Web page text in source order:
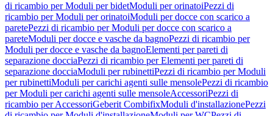
di ricambio per Moduli per bidetModuli per orinatoiPezzi di
ricambio per Moduli per orinatoiModuli per docce con scarico a
paretePezzi di ricambio per Moduli per docce con scarico a
pareteModuli per docce e vasche da bagnoPezzi di ricambio per
Moduli per docce e vasche da bagnoElementi per pareti di
separazione docciaPezzi di ricambio per Elementi per pareti di
separazione docciaModuli per rubinettiPezzi di ricambio per Moduli
per rubinettiModuli per carichi agenti sulle mensolePezzi di ricambio
per Moduli per carichi agenti sulle mensoleAccessoriPezzi di
ricambio per AccessoriGeberit CombifixModuli d'installazionePezzi